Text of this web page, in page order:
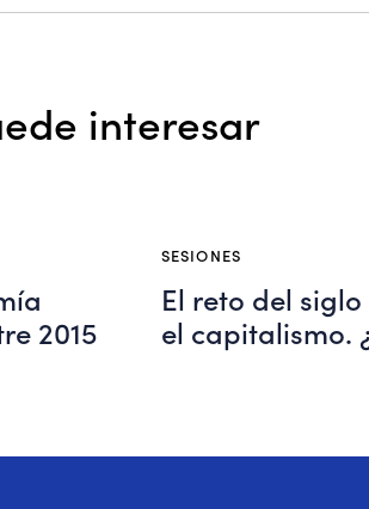
interesar
2015
SESIONES
El reto del
el capitalismo.